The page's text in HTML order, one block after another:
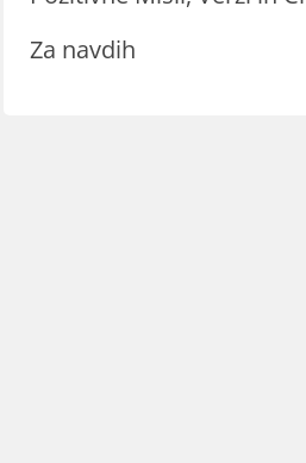
Za navdih